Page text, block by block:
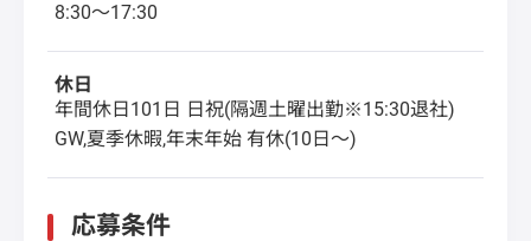
8:30～17:30
休日
年間休日101日 日祝(隔週土曜出勤※15:30退社)
GW,夏季休暇,年末年始 有休(10日～)
応募条件